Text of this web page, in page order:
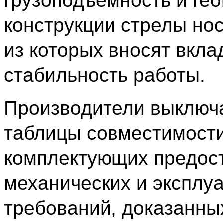
конструкции стрелы
из которых вносят
стабильность работы.
Производители
таблицы
комплектующих
механических и
требований,